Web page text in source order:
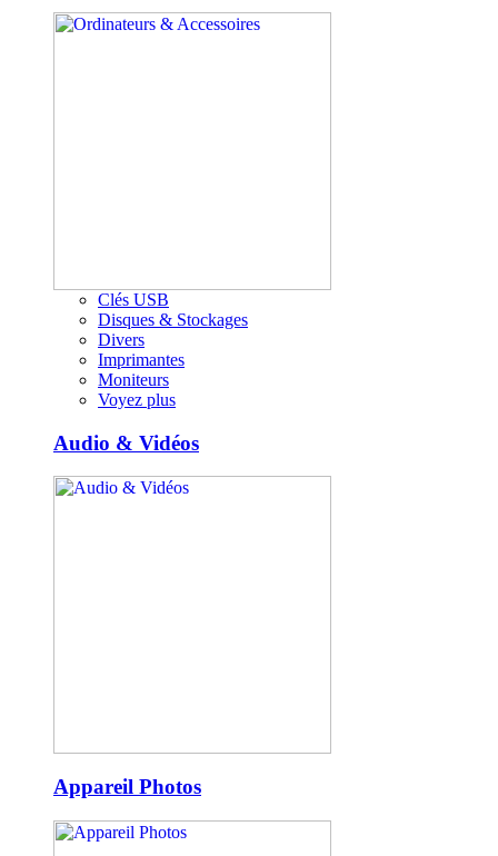
Clés USB
Disques & Stockages
Divers
Imprimantes
Moniteurs
Voyez plus
Audio & Vidéos
Appareil Photos